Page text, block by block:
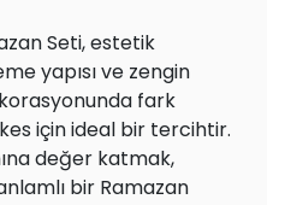
Seti, estetik
yapısı ve zengin
fark
için ideal bir tercihtir.
değer katmak,
bir Ramazan